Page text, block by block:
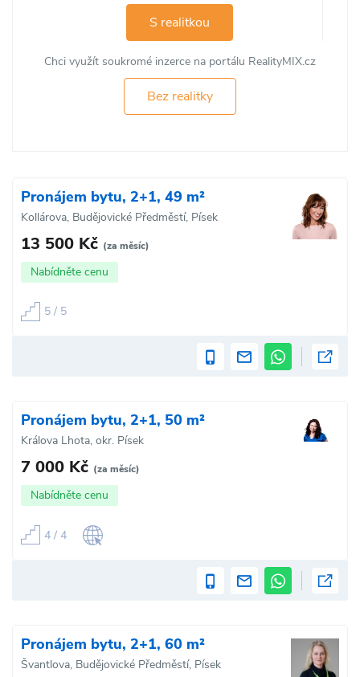
S realitkou
Chci využít soukromé inzerce na portálu RealityMIX.cz
Bez realitky
Pronájem bytu, 2+1, 49 m²
Kollárova, Budějovické Předměstí, Písek
13 500 Kč (za měsíc)
Nabídněte cenu
5 / 5
Pronájem bytu, 2+1, 50 m²
Králova Lhota, okr. Písek
7 000 Kč (za měsíc)
Nabídněte cenu
4 / 4
Pronájem bytu, 2+1, 60 m²
Švantlova, Budějovické Předměstí, Písek